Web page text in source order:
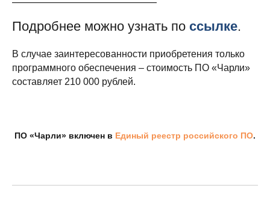
Подробнее можно узнать по ссылке.
В случае заинтересованности приобретения только
программного обеспечения – стоимость ПО «Чарли»
составляет 210 000 рублей.
ПО «Чарли» включен в Единый реестр российского ПО.